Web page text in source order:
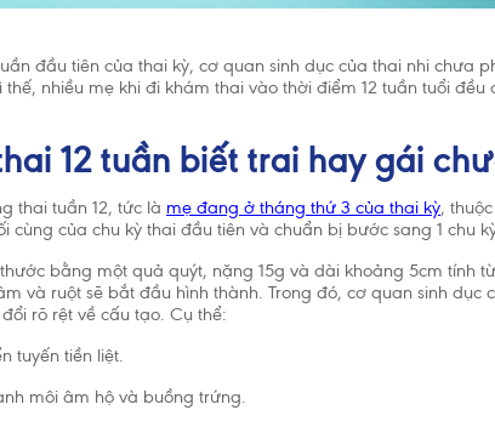
đầu tiên của thai kỳ, cơ quan sinh dục của thai nhi chưa
nhiều mẹ khi đi khám thai vào thời điểm 12 tuần tuổi
12 tuần biết trai hay gái
thai tuần 12, tức là mẹ đang ở tháng thứ 3 của thai kỳ,
cùng của chu kỳ thai đầu tiên và chuẩn bị bước sang 1 chu
thước bằng một quả quýt, nặng 15g và dài khoảng 5cm tính
và ruột sẽ bắt đầu hình thành. Trong đó, cơ quan sinh dục
rõ rệt về cấu tạo. Cụ thể:
tuyến tiền liệt.
môi âm hộ và buồng trứng.